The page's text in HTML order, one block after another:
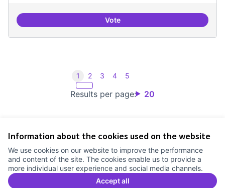
Information about the cookies used on the website
We use cookies on our website to improve the performance
and content of the site. The cookies enable us to provide a
more individual user experience and social media channels.
Accept all
VoteConsolidar oferta antena
Results per page: 20
1 2 3 4 5
Cookie settings
Comunitat Canòdrom at Facebook
(External link)
Comunitat Canòdrom at Instagram
(External link)
Comunitat Canòdrom at YouTube
(External link)
English
Triar la llenguaElegir el idiomaChoose language